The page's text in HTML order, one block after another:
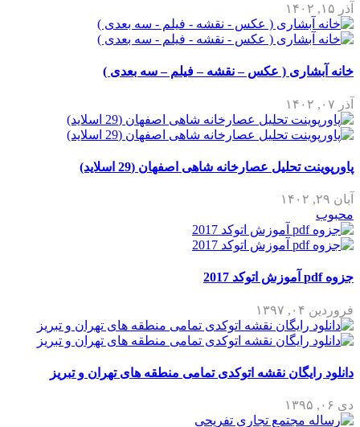
آذر ۱۵, ۱۴۰۲
خانه آبشاری ( عکس – نقشه – فیلم – سه بعدی )
آذر ۰۷, ۱۴۰۲
پاورپوینت تحلیل عصارخانه شاهی اصفهان (29 اسلاید)
آبان ۲۹, ۱۴۰۲
محبوب
جزوه pdf آموزش اتوکد 2017
فروردین ۰۴, ۱۳۹۷
دانلود رایگان نقشه اتوکدی تمامی منطقه های تهران و تبریز
دی ۰۶, ۱۳۹۵